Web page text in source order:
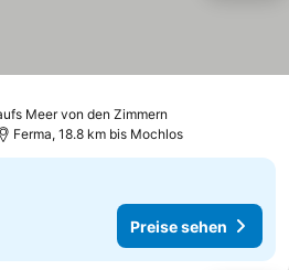
Meer von den Zimmern
Ferma, 18.8 km bis Mochlos
Preise sehen